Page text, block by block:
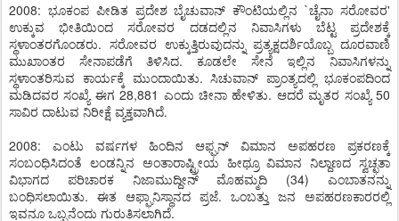
2008: ಭೂಕಂಪ ಪೀಡಿತ ಪ್ರದೇಶ ಬೈಚುವಾನ್ ಕೌಂಟಿಯಲ್ಲಿನ `ಚೈನಾ ಸರೋವರ'
ಉಕ್ಕುವ ಭೀತಿಯಿಂದ ಸರೋವರ ದಡದಲ್ಲಿನ ನಿವಾಸಿಗಳು ಬೆಟ್ಟ ಪ್ರದೇಶಕ್ಕೆ
ಸ್ಥಳಾಂತರಗೊಂಡರು. ಸರೋವರ ಉಕ್ಕುತ್ತಿರುವುದನ್ನು ಪ್ರತ್ಯಕ್ಷದರ್ಶಿಯೊಬ್ಬ ದೂರವಾಣಿ
ಮುಖಾಂತರ ಸೇನಾಪಡೆಗೆ ತಿಳಿಸಿದ. ಕೂಡಲೇ ಸೇನೆ ಇಲ್ಲಿನ ನಿವಾಸಿಗಳನ್ನು
ಸ್ಥಳಾಂತರಿಸುವ ಕಾರ್ಯಕ್ಕೆ ಮುಂದಾಯಿತು. ಸಿಚುವಾನ್ ಪ್ರಾಂತ್ಯದಲ್ಲಿ ಭೂಕಂಪದಿಂದ
ಮಡಿದವರ ಸಂಖ್ಯೆ ಈಗ 28,881 ಎಂದು ಚೀನಾ ಹೇಳಿತು. ಆದರೆ ಮೃತರ ಸಂಖ್ಯೆ 50
ಸಾವಿರ ದಾಟುವ ನಿರೀಕ್ಷೆ ವ್ಯಕ್ತವಾಗಿದೆ.
2008: ಎಂಟು ವರ್ಷಗಳ ಹಿಂದಿನ ಆಫ್ಘನ್ ವಿಮಾನ ಅಪಹರಣ ಪ್ರಕರಣಕ್ಕೆ
ಸಂಬಂಧಿಸಿದಂತೆ ಲಂಡನ್ನಿನ ಅಂತಾರಾಷ್ಟ್ರೀಯ ಹೀಥ್ರೂ ವಿಮಾನ ನಿಲ್ದಾಣದ ಸ್ವಚ್ಛತಾ
ವಿಭಾಗದ ಪರಿಚಾರಕ ನಿಜಾಮುದ್ದೀನ್ ಮೊಹಮ್ಮದಿ (34) ಎಂಬಾತನನ್ನು
ಬಂಧಿಸಲಾಯಿತು. ಈತ ಆಫ್ಘಾನಿಸ್ಥಾನದ ಪ್ರಜೆ. ಒಂಬತ್ತು ಜನ ಅಪಹರಣಕಾರರಲ್ಲಿ
ಇವನೂ ಒಬ್ಬನೆಂದು ಗುರುತಿಸಲಾಗಿದೆ.